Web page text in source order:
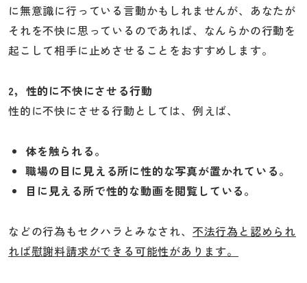
に無意識に行っている言動かもしれませんが、あなたが
それを不快に思っているのであれば、なんらかの行動を
起こして相手に止めさせることをおすすめします。
2，性的に不快にさせる行動
性的に不快にさせる行動としては、例えば、
体を触られる。
職場の目に見える所に性的な写真が置かれている。
目に見える所で性的な動画を閲覧している。
などの行為もセクハラとみなされ、 不法行為と認められ
れば慰謝料請求ができる可能性があります。